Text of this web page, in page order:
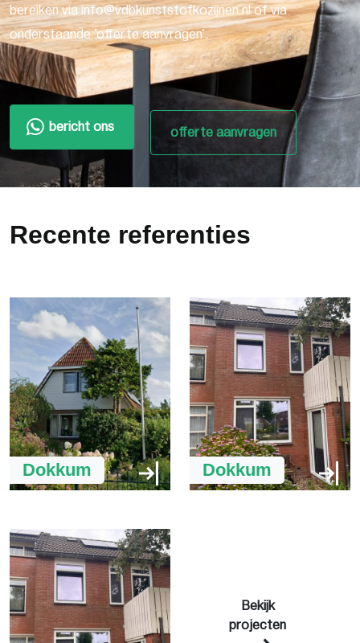
bereiken via info@vdbkunststofkozijnen.nl of via
onderstaande 'offerte aanvragen'.
bericht ons offerte aanvragen
Recente referenties
Dokkum Dokkum
Bekijk
projecten